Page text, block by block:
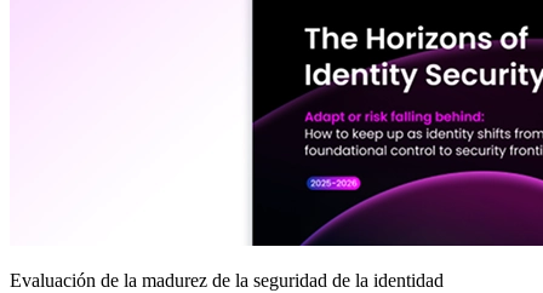
Evaluación de la madurez de la seguridad de la identidad